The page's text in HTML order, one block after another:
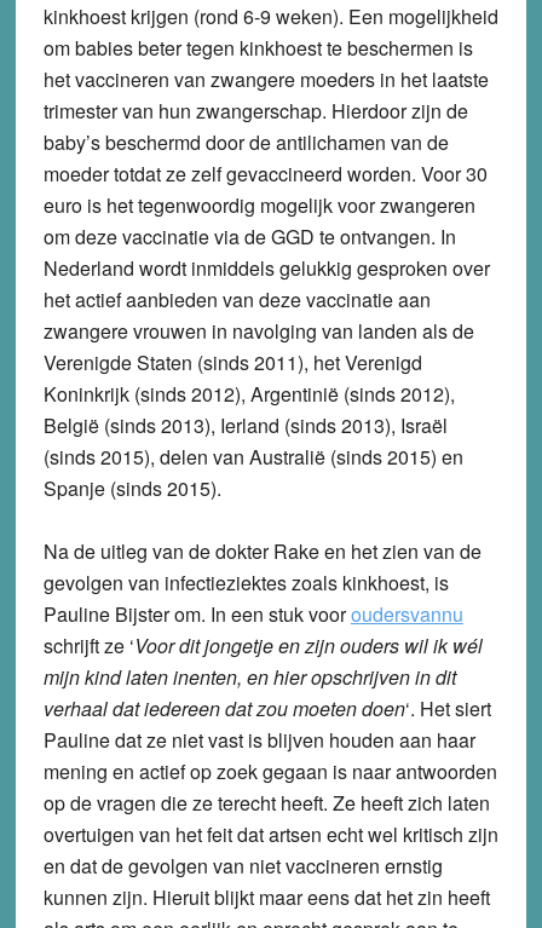
kinkhoest krijgen (rond 6-9 weken). Een mogelijkheid
om babies beter tegen kinkhoest te beschermen is
het vaccineren van zwangere moeders in het laatste
trimester van hun zwangerschap. Hierdoor zijn de
baby’s beschermd door de antilichamen van de
moeder totdat ze zelf gevaccineerd worden. Voor 30
euro is het tegenwoordig mogelijk voor zwangeren
om deze vaccinatie via de GGD te ontvangen. In
Nederland wordt inmiddels gelukkig gesproken over
het actief aanbieden van deze vaccinatie aan
zwangere vrouwen in navolging van landen als de
Verenigde Staten (sinds 2011), het Verenigd
Koninkrijk (sinds 2012), Argentinië (sinds 2012),
België (sinds 2013), Ierland (sinds 2013), Israël
(sinds 2015), delen van Australië (sinds 2015) en
Spanje (sinds 2015).
Na de uitleg van de dokter Rake en het zien van de
gevolgen van infectieziektes zoals kinkhoest, is
Pauline Bijster om. In een stuk vooroudersvannu
schrijft ze ‘Voor dit jongetje en zijn ouders wil ik wél
mijn kind laten inenten, en hier opschrijven in dit
verhaal dat iedereen dat zou moeten doen‘. Het siert
Pauline dat ze niet vast is blijven houden aan haar
mening en actief op zoek gegaan is naar antwoorden
op de vragen die ze terecht heeft. Ze heeft zich laten
overtuigen van het feit dat artsen echt wel kritisch zijn
en dat de gevolgen van niet vaccineren ernstig
kunnen zijn. Hieruit blijkt maar eens dat het zin heeft